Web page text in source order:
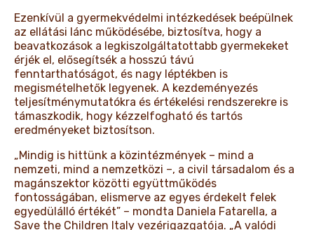
Ezenkívül a gyermekvédelmi intézkedések beépülnek
az ellátási lánc működésébe, biztosítva, hogy a
beavatkozások a legkiszolgáltatottabb gyermekeket
érjék el, elősegítsék a hosszú távú
fenntarthatóságot, és nagy léptékben is
megismételhetők legyenek. A kezdeményezés
teljesítménymutatókra és értékelési rendszerekre is
támaszkodik, hogy kézzelfogható és tartós
eredményeket biztosítson.
„Mindig is hittünk a közintézmények – mind a
nemzeti, mind a nemzetközi –, a civil társadalom és a
magánszektor közötti együttműködés
fontosságában, elismerve az egyes érdekelt felek
egyedülálló értékét” – mondta Daniela Fatarella, a
Save the Children Italy vezérigazgatója. „A valódi